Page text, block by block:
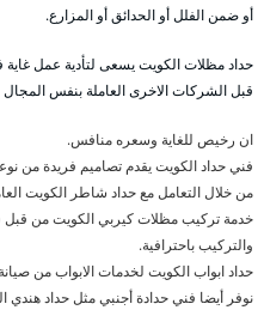
أو ضمن الفلل أو الحدائق أو المزارع.
حداد مظلات الكويت يسعى لتأدية عمل غاية
قبل الشركات الاخرى العاملة بنفس المجال
ان رخيص للغاية وسعره منافس.
فني حداد الكويت يقدم تصاميم فريدة من
من خلال التعامل مع حداد شاطر الكويت
خدمة تركيب مظلات كيربي الكويت من قبل
والتركيب باحترافية.
حداد ابواب الكويت لخدمات الابواب من
نوفر أيضا فني حدادة أجنبي مثل حداد هندي